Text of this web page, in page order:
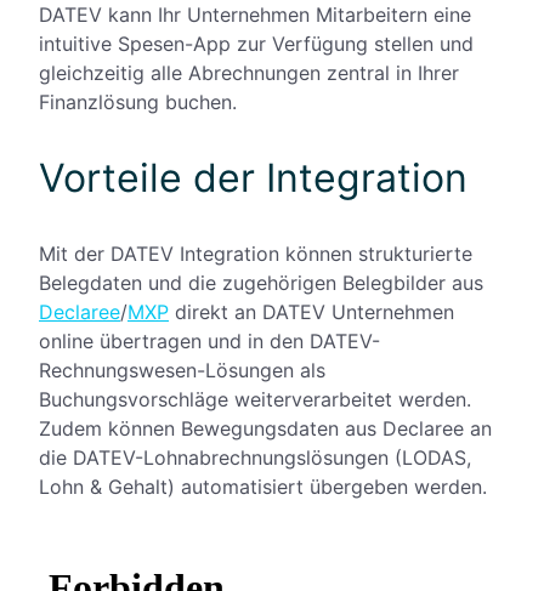
DATEV kann Ihr Unternehmen Mitarbeitern eine
intuitive Spesen-App zur Verfügung stellen und
gleichzeitig alle Abrechnungen zentral in Ihrer
Finanzlösung buchen.
Vorteile der Integration
Mit der DATEV Integration können strukturierte
Belegdaten und die zugehörigen Belegbilder aus
Declaree/MXP direkt an DATEV Unternehmen
online übertragen und in den DATEV-
Rechnungswesen-Lösungen als
Buchungsvorschläge weiterverarbeitet werden.
Zudem können Bewegungsdaten aus Declaree an
die DATEV-Lohnabrechnungslösungen (LODAS,
Lohn & Gehalt) automatisiert übergeben werden.